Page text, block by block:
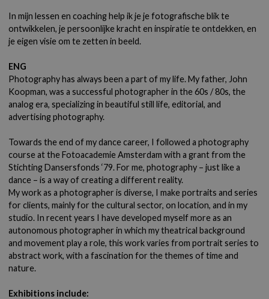
In mijn lessen en coaching help ik je je fotografische blik te
ontwikkelen, je persoonlijke kracht en inspiratie te ontdekken, en
je eigen visie om te zetten in beeld.
ENG
Photography has always been a part of my life. My father, John
Koopman, was a successful photographer in the 60s / 80s, the
analog era, specializing in beautiful still life, editorial, and
advertising photography.
Towards the end of my dance career, I followed a photography
course at the Fotoacademie Amsterdam with a grant from the
Stichting Dansersfonds ‘79. For me, photography – just like a
dance – is a way of creating a different reality.
My work as a photographer is diverse, I make portraits and series
for clients, mainly for the cultural sector, on location, and in my
studio. In recent years I have developed myself more as an
autonomous photographer in which my theatrical background
and movement play a role, this work varies from portrait series to
abstract work, with a fascination for the themes of time and
nature.
Exhibitions include: